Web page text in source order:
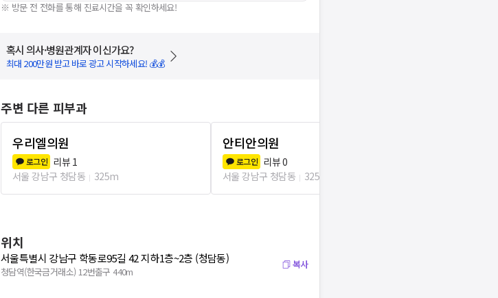
※ 방문 전 전화를 통해 진료시간을 꼭 확인하세요!
혹시 의사·병원관계자 이신가요?
최대 200만원 받고 바로 광고 시작하세요! 💰💰
주변 다른 피부과
우리엘의원
로그인 리뷰 1
서울 강남구 청담동
325m
안티안의원
로그인 리뷰0
서울 강남구 청담동
325m
위치
서울특별시 강남구 학동로95길 42 지하1층~2층 (청담동)
청담역(한국금거래소) 12번출구 440m
복사